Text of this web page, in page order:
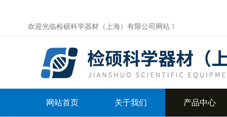
欢迎光临检硕科学器材（上海）有限公司网站！
网站首页 关于我们 产品中心